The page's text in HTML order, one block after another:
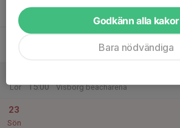
Tor
Lör
15:00
Visborg beacharena
23
Sön
Godkänn alla kakor
Bara nödvändiga